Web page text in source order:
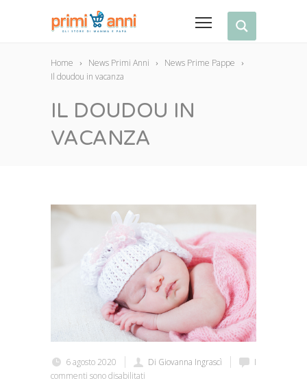
Home News Primi Anni
News Prime Pappe
Il doudou in vacanza
IL DOUDOU IN
VACANZA
6 agosto 2020 Di Giovanna Ingrascì
I
commenti sono disabilitati